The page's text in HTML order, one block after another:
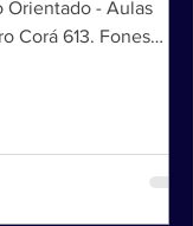
coordenadora geral